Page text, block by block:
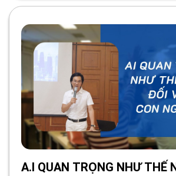
A.I QUAN TRỌNG NHƯ THẾ